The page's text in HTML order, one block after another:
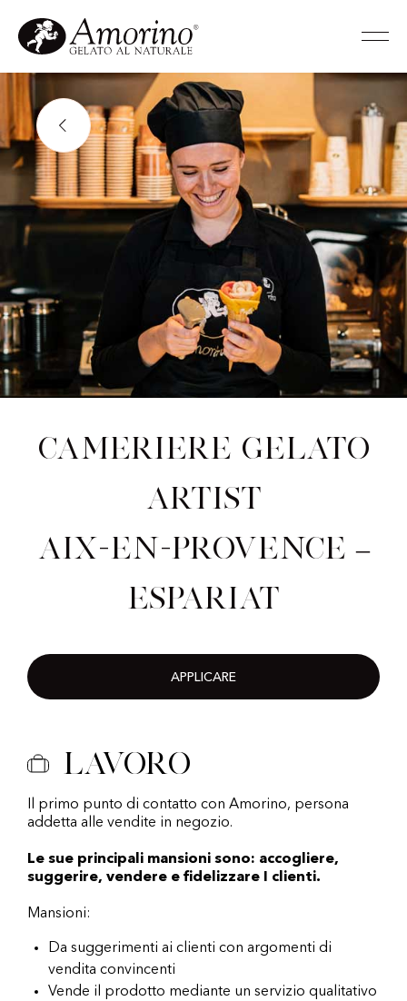
Cameriere Gelato
Artist
Aix-en-Provence –
Espariat
APPLICARE
Lavoro
Il primo punto di contatto con Amorino, persona
addetta alle vendite in negozio.
Le sue principali mansioni sono: accogliere,
suggerire, vendere e fidelizzare I clienti.
Mansioni:
Da suggerimenti ai clienti con argomenti di
vendita convincenti
Vende il prodotto mediante un servizio qualitativo